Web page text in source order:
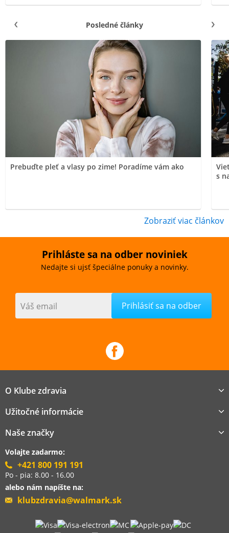
Posledné články
Prebuďte pleť a vlasy po zime! Poradíme vám ako
s
Zobraziť viac článkov
Prihláste sa na odber noviniek
Nedajte si ujsť špeciálne ponuky a novinky.
Váš email
O Klube zdravia
Užitočné informácie
Naše značky
Volajte zadarmo:
+421 800 191 191
Po - pia: 8.00 - 16.00
alebo nám napíšte na:
klubzdravia@walmark.sk